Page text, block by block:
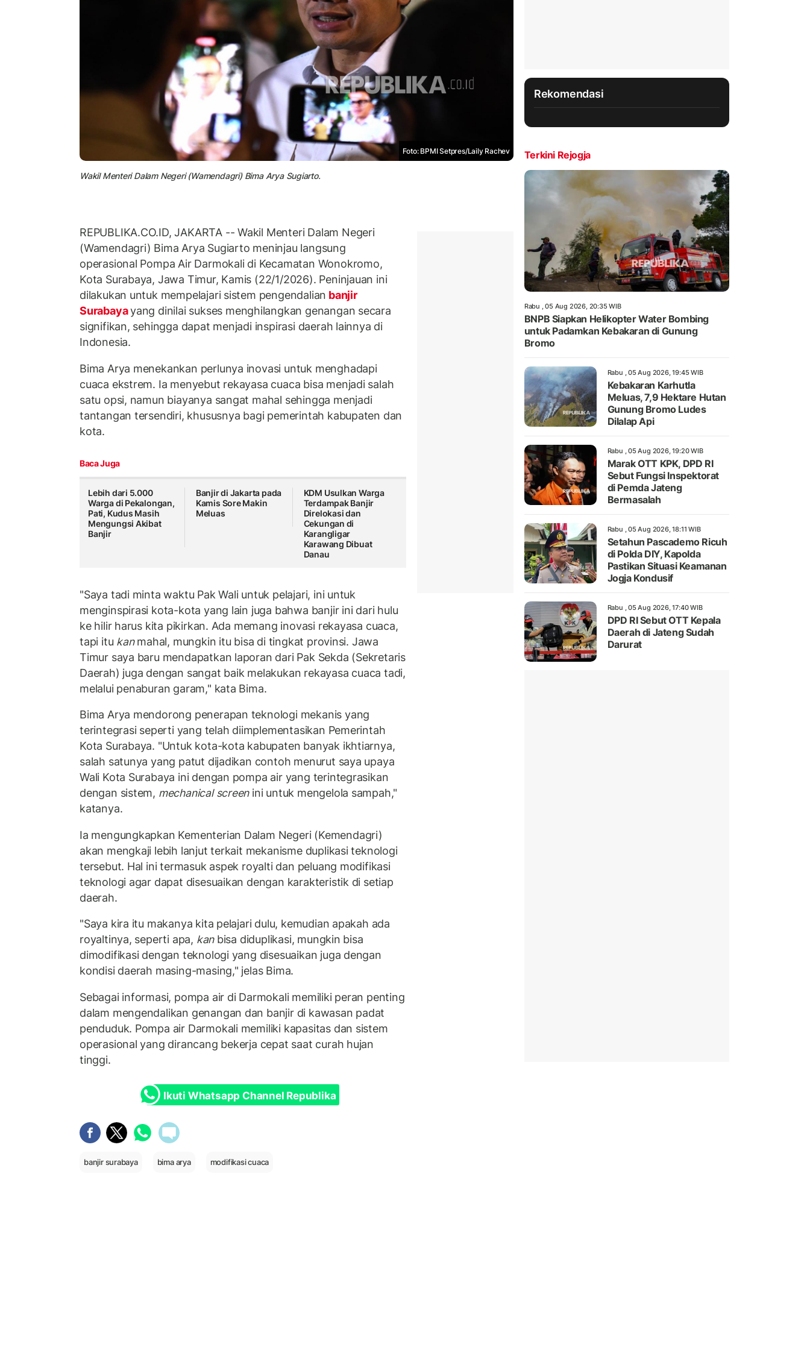
Foto: BPMI Setpres/Laily Rachev
Wakil Menteri Dalam Negeri (Wamendagri) Bima Arya Sugiarto.
REPUBLIKA.CO.ID, JAKARTA -- Wakil Menteri Dalam Negeri
(Wamendagri) Bima Arya Sugiarto meninjau langsung
operasional Pompa Air Darmokali di Kecamatan Wonokromo,
Kota Surabaya, Jawa Timur, Kamis (22/1/2026). Peninjauan ini
dilakukan untuk mempelajari sistem pengendalian banjir
Surabayayang dinilai sukses menghilangkan genangan secara
signifikan, sehingga dapat menjadi inspirasi daerah lainnya di
Indonesia.
Bima Arya menekankan perlunya inovasi untuk menghadapi
cuaca ekstrem. Ia menyebut rekayasa cuaca bisa menjadi salah
satu opsi, namun biayanya sangat mahal sehingga menjadi
tantangan tersendiri, khususnya bagi pemerintah kabupaten dan
kota.
Baca Juga
Lebih dari 5.000
Warga di Pekalongan,
Pati, Kudus Masih
Mengungsi Akibat
Banjir
Banjir di Jakarta pada
Kamis Sore Makin
Meluas
KDM Usulkan Warga
Terdampak Banjir
Direlokasi dan
Cekungan di
Karangligar
Karawang Dibuat
Danau
"Saya tadi minta waktu Pak Wali untuk pelajari, ini untuk
menginspirasi kota-kota yang lain juga bahwa banjir ini dari hulu
ke hilir harus kita pikirkan. Ada memang inovasi rekayasa cuaca,
tapi itu kanmahal, mungkin itu bisa di tingkat provinsi. Jawa
Timur saya baru mendapatkan laporan dari Pak Sekda (Sekretaris
Daerah) juga dengan sangat baik melakukan rekayasa cuaca tadi,
melalui penaburan garam," kata Bima.
Bima Arya mendorong penerapan teknologi mekanis yang
terintegrasi seperti yang telah diimplementasikan Pemerintah
Kota Surabaya. "Untuk kota-kota kabupaten banyak ikhtiarnya,
salah satunya yang patut dijadikan contoh menurut saya upaya
Wali Kota Surabaya ini dengan pompa air yang terintegrasikan
dengan sistem, mechanical screenini untuk mengelola sampah,"
katanya.
Ia mengungkapkan Kementerian Dalam Negeri (Kemendagri)
akan mengkaji lebih lanjut terkait mekanisme duplikasi teknologi
tersebut. Hal ini termasuk aspek royalti dan peluang modifikasi
teknologi agar dapat disesuaikan dengan karakteristik di setiap
daerah.
"Saya kira itu makanya kita pelajari dulu, kemudian apakah ada
royaltinya, seperti apa, kanbisa diduplikasi, mungkin bisa
dimodifikasi dengan teknologi yang disesuaikan juga dengan
kondisi daerah masing-masing," jelas Bima.
Sebagai informasi, pompa air di Darmokali memiliki peran penting
dalam mengendalikan genangan dan banjir di kawasan padat
penduduk. Pompa air Darmokali memiliki kapasitas dan sistem
operasional yang dirancang bekerja cepat saat curah hujan
tinggi.
Ikuti Whatsapp Channel Republika
banjir surabaya bima arya modifikasi cuaca
Rekomendasi
Terkini Rejogja
Rabu , 05 Aug 2026, 20:35 WIB
BNPB Siapkan Helikopter Water Bombing
untuk Padamkan Kebakaran di Gunung
Bromo
Rabu , 05 Aug 2026, 19:45 WIB
Kebakaran Karhutla
Meluas, 7,9 Hektare Hutan
Gunung Bromo Ludes
Dilalap Api
Rabu , 05 Aug 2026, 19:20 WIB
Marak OTT KPK, DPD RI
Sebut Fungsi Inspektorat
di Pemda Jateng
Bermasalah
Rabu , 05 Aug 2026, 18:11 WIB
Setahun Pascademo Ricuh
di Polda DIY, Kapolda
Pastikan Situasi Keamanan
Jogja Kondusif
Rabu , 05 Aug 2026, 17:40 WIB
DPD RI Sebut OTT Kepala
Daerah di Jateng Sudah
Darurat